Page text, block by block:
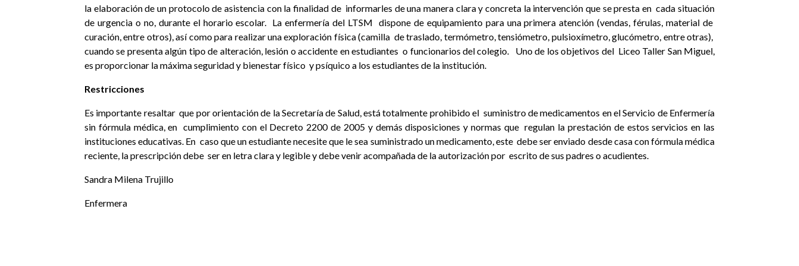
la elaboración de un protocolo de asistencia con la finalidad de informarles de una manera clara y concreta la intervención que se presta en cada situación
de urgencia o no, durante el horario escolar. La enfermería del LTSM dispone de equipamiento para una primera atención (vendas, férulas, material de
curación, entre otros), así como para realizar una exploración física (camilla de traslado, termómetro, tensiómetro, pulsioxímetro, glucómetro, entre otras),
cuando se presenta algún tipo de alteración, lesión o accidente en estudiantes o funcionarios del colegio. Uno de los objetivos del Liceo Taller San Miguel,
es proporcionar la máxima seguridad y bienestar físico y psíquico a los estudiantes de la institución.
Restricciones
Es importante resaltar que por orientación de la Secretaría de Salud, está totalmente prohibido el suministro de medicamentos en el Servicio de Enfermería
sin fórmula médica, en cumplimiento con el Decreto 2200 de 2005 y demás disposiciones y normas que regulan la prestación de estos servicios en las
instituciones educativas. En caso que un estudiante necesite que le sea suministrado un medicamento, este debe ser enviado desde casa con fórmula médica
reciente, la prescripción debe ser en letra clara y legible y debe venir acompañada de la autorización por escrito de sus padres o acudientes.
Sandra Milena Trujillo
Enfermera